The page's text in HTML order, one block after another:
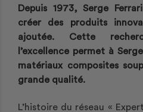
Depuis 1973, Serge
créer des produits
ajoutée. Cette
l’excellence permet à
matériaux composites
grande qualité.
L’histoire du réseau «